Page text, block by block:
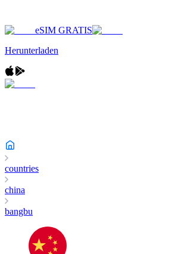
eSIM GRATIS
Herunterladen
countries
china
bangbu